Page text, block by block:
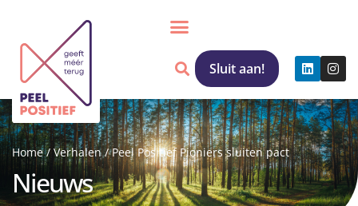
Sluit aan!
Home/ Verhalen/Peel Positief Pioniers sluiten pact
Nieuws